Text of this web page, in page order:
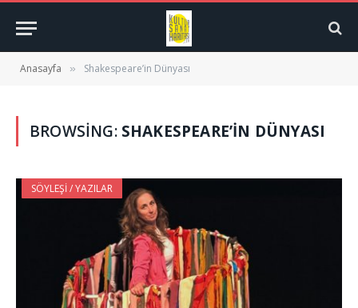
Anasayfa » Shakespeare’in Dünyası
BROWSING: SHAKESPEARE’IN DÜNYASI
SÖYLEŞI / YAZILAR